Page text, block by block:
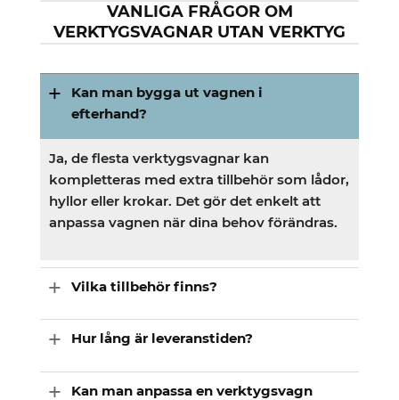
VANLIGA FRÅGOR OM
VERKTYGSVAGNAR UTAN VERKTYG
Kan man bygga ut vagnen i
efterhand?
Ja, de flesta verktygsvagnar kan
kompletteras med extra tillbehör som lådor,
hyllor eller krokar. Det gör det enkelt att
anpassa vagnen när dina behov förändras.
Vilka tillbehör finns?
Hur lång är leveranstiden?
Kan man anpassa en verktygsvagn